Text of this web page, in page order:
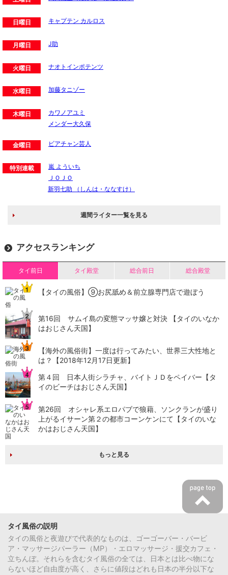
日曜日 キャプテン カルロス
月曜日 J助
火曜日 ナオトインポテンツ
水曜日 加藤タニゾー
木曜日
カワノアユミ
メンダー大久保
金曜日 ビアチャン芸人
特別連載
嵐 よういち
ＪＯＪＯ
新羽七助 （しんは・ななすけ）
週間ライター一覧を見る
アクセスランキング
タイ前日 タイ殿堂 総合前日 総合殿堂
【タイの風俗】​⑨お尻舐め＆前立腺専門店で遊ぼう
第16回 サムイ島の変態マッサ嬢と対決 【タイのいなか
はおじさん天国】
【海外の風俗街】一度は行ってみたい、世界三大性地と
は？【2018年12月17日更新】
第４回 日本人街シラチャ、バイトＪＤをペイバー【タ
イのビーチはおじさん天国】
第26回 オシャレ系エロパブで狼藉、ソンクランが盛り
上がるイサーン第２の都市コーンケンにて【タイのいな
かはおじさん天国】
もっと見る
タイ風俗の説明
タイの風俗と夜遊びで代表的なものは、ゴーゴーバー・バービ
ア・マッサージパーラー（MP）・エロマッサージ・援交カフェ・
立ちんぼ。それらを含むタイ風俗の全ては、日本とは比べ物にな
らないほど自由度が高く、さらに値段はどれも日本の半分以下な